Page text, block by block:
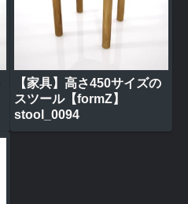
【家具】高さ450サイズの
スツール【formZ】
stool_0094